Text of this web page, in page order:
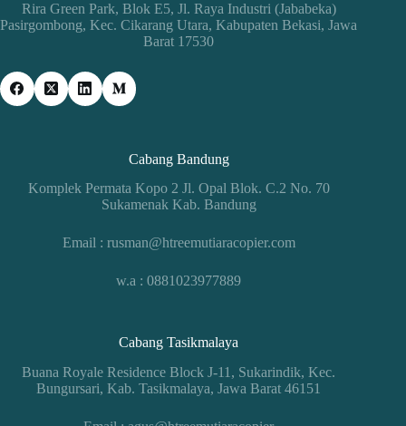
Rira Green Park, Blok E5, Jl. Raya Industri (Jababeka)
Pasirgombong, Kec. Cikarang Utara, Kabupaten Bekasi, Jawa
Barat 17530
Cabang Bandung
Komplek Permata Kopo 2 Jl. Opal Blok. C.2 No. 70
Sukamenak Kab. Bandung
Email : rusman@htreemutiaracopier.com
w.a : 0881023977889
Cabang Tasikmalaya
Buana Royale Residence Block J-11, Sukarindik, Kec.
Bungursari, Kab. Tasikmalaya, Jawa Barat 46151